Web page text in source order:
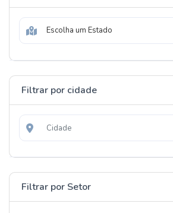
Escolha um Estado
Filtrar por cidade
Filtrar por Setor